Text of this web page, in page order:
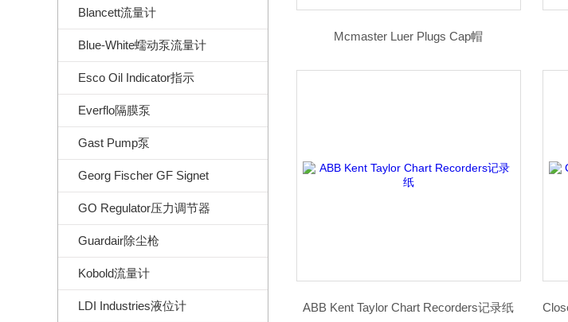
Blancett流量计
Blue-White蠕动泵流量计
Esco Oil Indicator指示
Everflo隔膜泵
Gast Pump泵
Georg Fischer GF Signet
GO Regulator压力调节器
Guardair除尘枪
Kobold流量计
LDI Industries液位计
Mcmaster Luer Plugs Cap帽
ABB Kent Taylor Chart Recorders记录纸